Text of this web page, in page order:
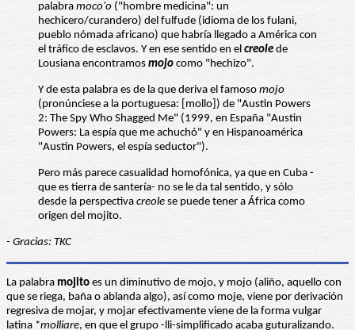
palabra moco'o ("hombre medicina": un
hechicero/curandero) del fulfude (idioma de los fulani,
pueblo nómada africano) que habría llegado a América con
el tráfico de esclavos. Y en ese sentido en el creole de
Lousiana encontramos mojo como "hechizo".
Y de esta palabra es de la que deriva el famoso mojo
(pronúnciese a la portuguesa: [mollo]) de "Austin Powers
2: The Spy Who Shagged Me" (1999, en España "Austin
Powers: La espía que me achuchó" y en Hispanoamérica
"Austin Powers, el espía seductor").
Pero más parece casualidad homofónica, ya que en Cuba -
que es tierra de santería- no se le da tal sentido, y sólo
desde la perspectiva creole se puede tener a África como
origen del mojito.
- Gracias: TKC
La palabra mojito es un diminutivo de mojo, y mojo (aliño, aquello con
que se riega, baña o ablanda algo), así como moje, viene por derivación
regresiva de mojar, y mojar efectivamente viene de la forma vulgar
latina *molliare, en que el grupo -lli-simplificado acaba guturalizando.